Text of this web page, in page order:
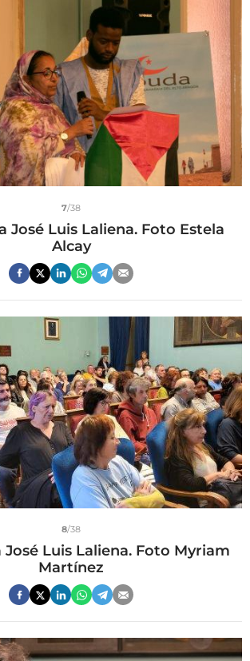
7/38
José Luis Laliena. Foto Estela
Alcay
8/38
Luis Laliena. Foto Myriam
Martínez